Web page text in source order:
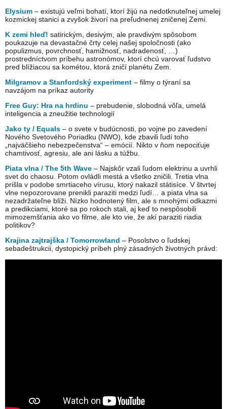
Elysium – existujú veľmi bohatí, ktorí žijú na nedotknuteľnej umelej
kozmickej stanici a zvyšok živorí na preľudnenej zničenej Zemi.
K zemi hleď! satirickým, desivým, ale pravdivým spôsobom
poukazuje na devastačné črty celej našej spoločnosti (ako
populizmus, povrchnosť, hamižnosť, nadradenosť, …)
prostredníctvom príbehu astronómov, ktorí chcú varovať ľudstvo
pred blížiacou sa kométou, ktorá zničí planétu Zem.
Milgramov a Stanfordský experiment – filmy o týraní sa
navzájom na príkaz autority
Free Guy: Hra na hrdinu – prebudenie, slobodná vôľa, umelá
inteligencia a zneužitie technologií
Jako ty / Equals – o svete v budúcnosti, po vojne po zavedení
Nového Svetového Poriadku (NWO), kde zbavili ľudí toho
„najväčšieho nebezpečenstva“ – emócií. Nikto v ňom nepociťuje
chamtivosť, agresiu, ale ani lásku a túžbu.
Piata vlna / The 5th Wave – Najskôr vzali ľudom elektrinu a uvrhli
svet do chaosu. Potom ovládli mestá a všetko zničili. Tretia vlna
prišla v podobe smrtiaceho vírusu, ktorý nakazil státisíce. V štvrtej
vlne nepozorovane prenikli paraziti medzi ľudí… a piata vlna sa
nezadržateľne blíži. Nízko hodnotený film, ale s mnohými odkazmi
a predikciami, ktoré sa po rokoch stali, aj keď to nespôsobili
mimozemšťania ako vo filme, ale kto vie, že akí paraziti riadia
politikov?
Krajina zajtrajška / Tomorrowland – Posolstvo o ľudskej
sebadeštrukcii, dystopický príbeh plný zásadných životných právd: